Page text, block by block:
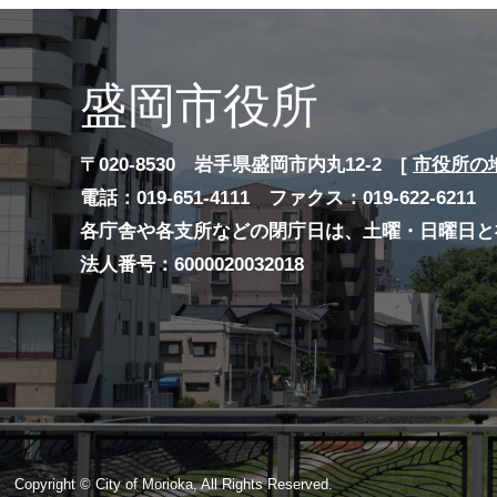
盛岡市役所
〒020-8530 岩手県盛岡市内丸12-2 [ 市役所の
電話：019-651-4111 ファクス：019-622-6211
各庁舎や各支所などの閉庁日は、土曜・日曜日
法人番号：6000020032018
Copyright © City of Morioka, All Rights Reserved.